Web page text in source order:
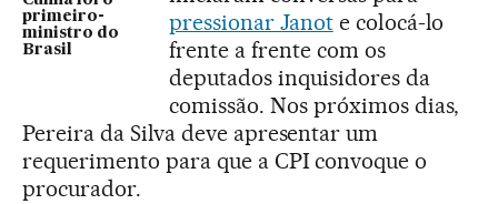
primeiro-
ministro do
Brasil
pressionar Janote colocá-lo
frente a frente com os
deputados inquisidores da
comissão. Nos próximos dias,
Pereira da Silva deve apresentar um
requerimento para que a CPI convoque o
procurador.